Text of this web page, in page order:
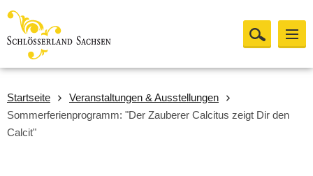
Startseite
Veranstaltungen & Ausstellungen
Sommerferienprogramm: "Der Zauberer Calcitus zeigt Dir den
Calcit"